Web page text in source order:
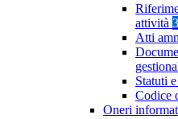
attività
Atti
Statuti
Codice
Oneri